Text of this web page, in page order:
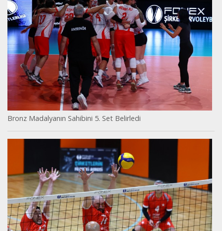
Bronz Madalyanın Sahibini 5. Set Belirledi